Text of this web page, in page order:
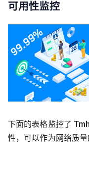
可用性监控
下面的表格监控了
性，可以作为网络质量